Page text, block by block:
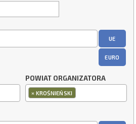
UE
EURO
POWIAT ORGANIZATORA
× KROŚNIEŃSKI